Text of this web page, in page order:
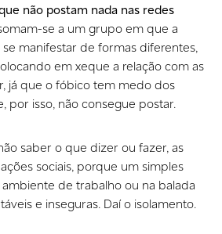
não postam nada nas redes
se a um grupo em que a
manifestar de formas diferentes,
em xeque a relação com as
já que o fóbico tem medo dos
por isso, não consegue postar.
saber o que dizer ou fazer, as
sociais, porque um simples
de trabalho ou na balada
e inseguras. Daí o isolamento.